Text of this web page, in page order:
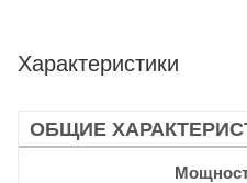
Характеристики
ОБЩИЕ